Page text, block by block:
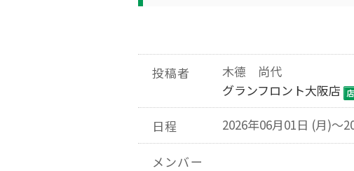
投稿者
木德 尚代
グランフロント大阪店
日程 2026年06月01日 (月)～
メンバー